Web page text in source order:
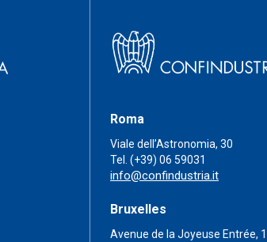
Roma
Viale dell’Astronomia, 30
Tel. (+39) 06 59031
info@confindustria.it
Bruxelles
Avenue de la Joyeuse Entrée, 1